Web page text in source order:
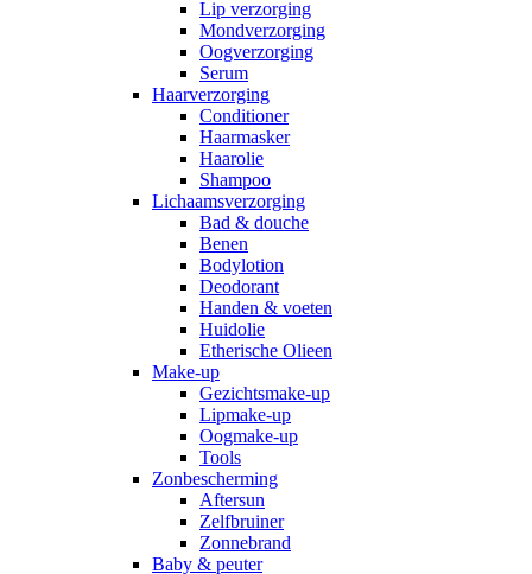
Lip verzorging
Mondverzorging
Oogverzorging
Serum
Haarverzorging
Conditioner
Haarmasker
Haarolie
Shampoo
Lichaamsverzorging
Bad & douche
Benen
Bodylotion
Deodorant
Handen & voeten
Huidolie
Etherische Olieen
Make-up
Gezichtsmake-up
Lipmake-up
Oogmake-up
Tools
Zonbescherming
Aftersun
Zelfbruiner
Zonnebrand
Baby & peuter